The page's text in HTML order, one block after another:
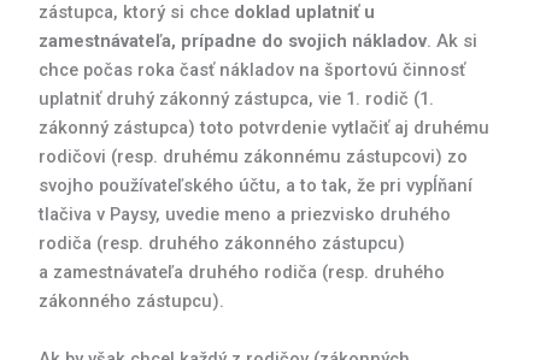
zástupca, ktorý si chce doklad uplatniť u
zamestnávateľa, prípadne do svojich nákladov. Ak si
chce počas roka časť nákladov na športovú činnosť
uplatniť druhý zákonný zástupca, vie 1. rodič (1.
zákonný zástupca) toto potvrdenie vytlačiť aj druhému
rodičovi (resp. druhému zákonnému zástupcovi) zo
svojho používateľského účtu, a to tak, že pri vypĺňaní
tlačiva v Paysy, uvedie meno a priezvisko druhého
rodiča (resp. druhého zákonného zástupcu)
a zamestnávateľa druhého rodiča (resp. druhého
zákonného zástupcu).